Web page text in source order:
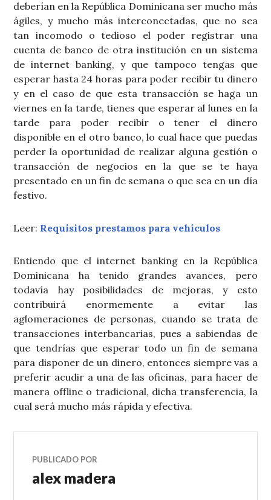
deberían en la República Dominicana ser mucho más
ágiles, y mucho más interconectadas, que no sea
tan incomodo o tedioso el poder registrar una
cuenta de banco de otra institución en un sistema
de internet banking, y que tampoco tengas que
esperar hasta 24 horas para poder recibir tu dinero
y en el caso de que esta transacción se haga un
viernes en la tarde, tienes que esperar al lunes en la
tarde para poder recibir o tener el dinero
disponible en el otro banco, lo cual hace que puedas
perder la oportunidad de realizar alguna gestión o
transacción de negocios en la que se te haya
presentado en un fin de semana o que sea en un día
festivo.
Leer: Requisitos prestamos para vehículos
Entiendo que el internet banking en la República
Dominicana ha tenido grandes avances, pero
todavía hay posibilidades de mejoras, y esto
contribuirá enormemente a evitar las
aglomeraciones de personas, cuando se trata de
transacciones interbancarias, pues a sabiendas de
que tendrías que esperar todo un fin de semana
para disponer de un dinero, entonces siempre vas a
preferir acudir a una de las oficinas, para hacer de
manera offline o tradicional, dicha transferencia, la
cual será mucho más rápida y efectiva.
PUBLICADO POR
alex madera